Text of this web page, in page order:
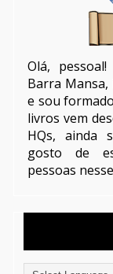
Olá,
Barra Mansa,
e sou
livros vem
HQs, ainda
gosto de
pessoas